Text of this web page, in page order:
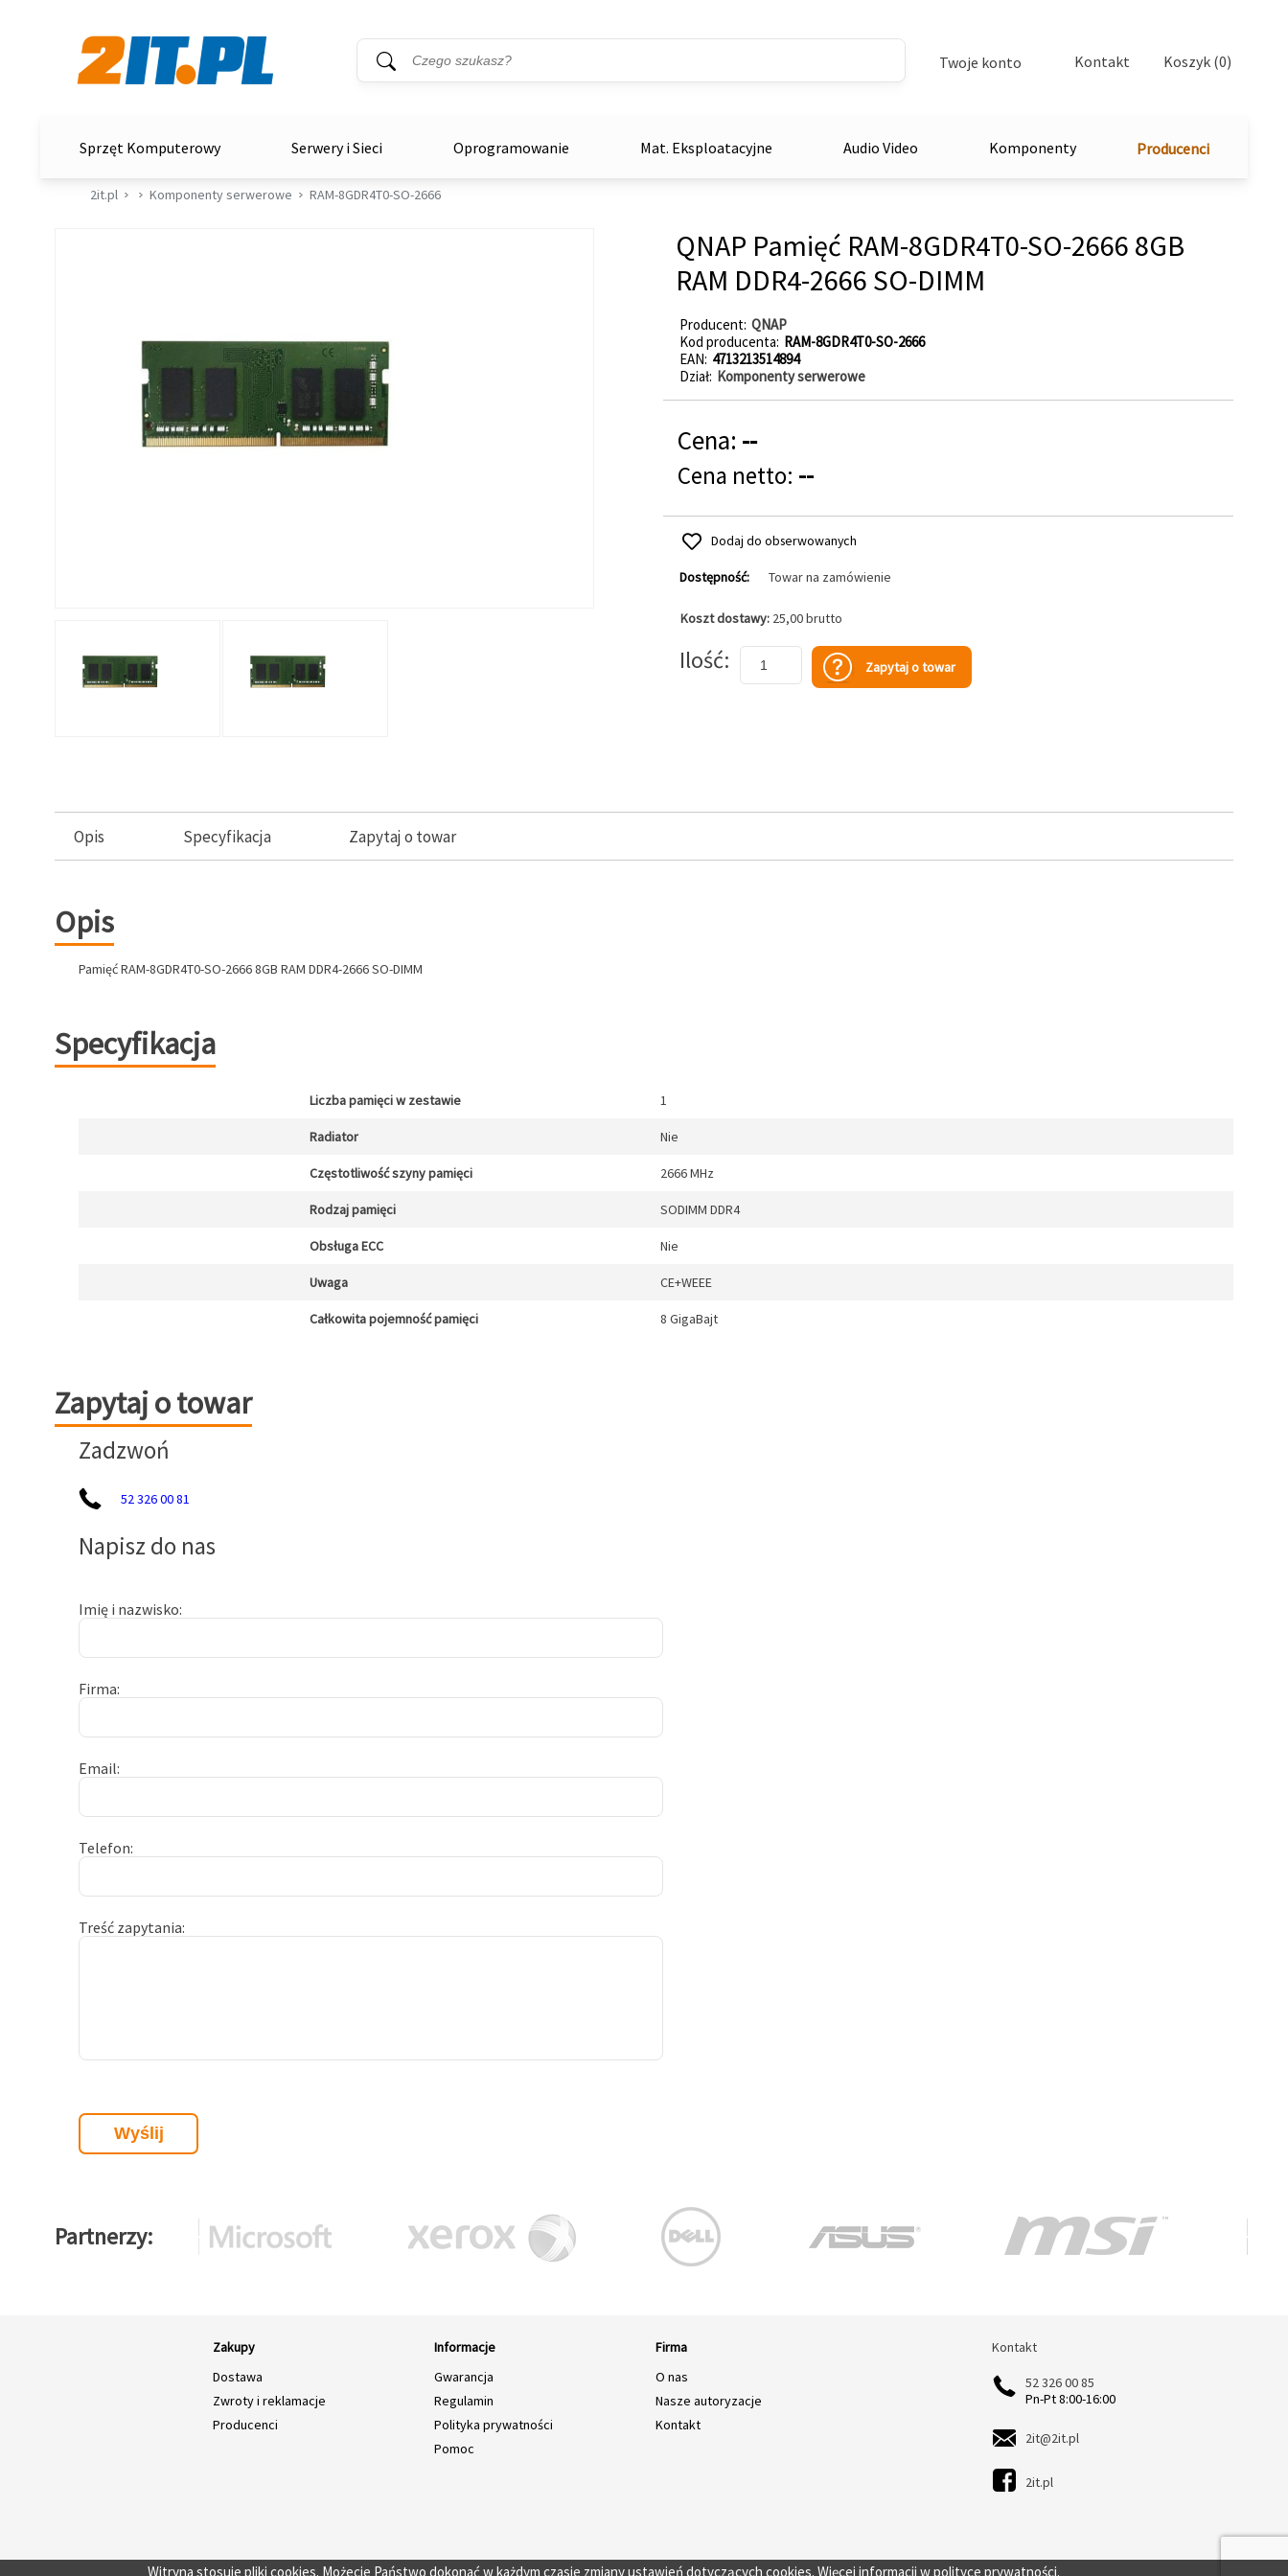
Wyszukiwarka
Słowo kluczowe
Twoje konto Kontakt Koszyk (0)
Sprzęt Komputerowy Serwery i Sieci Oprogramowanie Mat. Eksploatacyjne Audio Video Komponenty Producenci
2it.pl Komponenty serwerowe RAM-8GDR4T0-SO-2666
QNAP Pamięć RAM-8GDR4T0-SO-2666 8GB
RAM DDR4-2666 SO-DIMM
Producent QNAP
Kod producenta RAM-8GDR4T0-SO-2666
EAN 4713213514894
Dział Komponenty serwerowe
Cena: --
Cena netto: --
Dodaj do obserwowanych
Dostępność: Towar na zamówienie
Koszt dostawy: 25,00 brutto
Ilość Zapytaj o towar
Opis Specyfikacja Zapytaj o towar
Opis
Pamięć RAM-8GDR4T0-SO-2666 8GB RAM DDR4-2666 SO-DIMM
Specyfikacja
Liczba pamięci w zestawie 1
Radiator Nie
Częstotliwość szyny pamięci 2666 MHz
Rodzaj pamięci SODIMM DDR4
Obsługa ECC Nie
Uwaga CE+WEEE
Całkowita pojemność pamięci 8 GigaBajt
Zapytaj o towar
Zapytaj o towar
Zadzwoń
52 326 00 81
Napisz do nas
Imię i nazwisko
Firma
Email
Telefon
Treść zapytania
Partnerzy
Zakupy
Dostawa
Zwroty i reklamacje
Producenci
Informacje
Gwarancja
Regulamin
Polityka prywatności
Pomoc
Firma
O nas
Nasze autoryzacje
Kontakt
Kontakt
Kontakt
52 326 00 85
Pn-Pt 8:00-16:00
2it@2it.pl
2it.pl
Witryna stosuje pliki cookies. Możecie Państwo dokonać w każdym czasie zmiany ustawień dotyczących cookies. Więcej informacji wpolityce prywatności.